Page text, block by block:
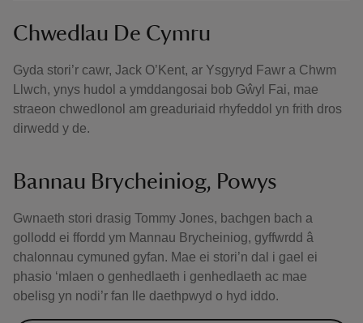
Chwedlau De Cymru
Gyda stori’r cawr, Jack O’Kent, ar Ysgyryd Fawr a Chwm
Llwch, ynys hudol a ymddangosai bob Gŵyl Fai, mae
straeon chwedlonol am greaduriaid rhyfeddol yn frith dros
dirwedd y de.
Bannau Brycheiniog, Powys
Gwnaeth stori drasig Tommy Jones, bachgen bach a
gollodd ei ffordd ym Mannau Brycheiniog, gyffwrdd â
chalonnau cymuned gyfan. Mae ei stori’n dal i gael ei
phasio ‘mlaen o genhedlaeth i genhedlaeth ac mae
obelisg yn nodi’r fan lle daethpwyd o hyd iddo.